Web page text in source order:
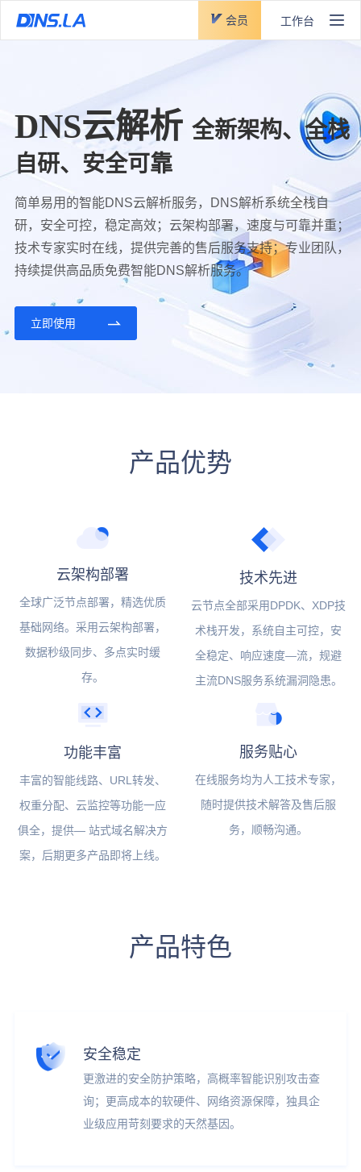
会员 工作台
DNS云解析 全新架构、全栈
自研、安全可靠
简单易用的智能DNS云解析服务，DNS解析系统全栈自
研，安全可控，稳定高效；云架构部署，速度与可靠并重；
技术专家实时在线，提供完善的售后服务支持；专业团队，
持续提供高品质免费智能DNS解析服务。
立即使用
产品优势
云架构部署
全球广泛节点部署，精选优质
基础网络。采用云架构部署，
数据秒级同步、多点实时缓
存。
技术先进
云节点全部采用DPDK、XDP技
术栈开发，系统自主可控，安
全稳定、响应速度—流，规避
主流DNS服务系统漏洞隐患。
功能丰富
丰富的智能线路、URL转发、
权重分配、云监控等功能一应
俱全，提供— 站式域名解决方
案，后期更多产品即将上线。
服务贴心
在线服务均为人工技术专家，
随时提供技术解答及售后服
务，顺畅沟通。
产品特色
安全稳定
更激进的安全防护策略，高概率智能识别攻击查
询；更高成本的软硬件、网络资源保障，独具企
业级应用苛刻要求的天然基因。